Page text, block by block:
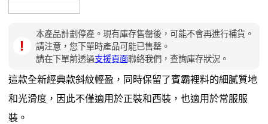
！
本產品計劃停產。現有庫存售罄後，可能不會再進行補貨。
請注意，您下單時產品可能已售罄。
請在下單前透過支援頁面聯絡我們，查詢庫存狀況。
這款全新經典款斜紋輕盈，同時保留了賓霸裡料的細膩質地
和光滑度，因此不僅適用於正裝和西裝，也適用於常服服
裝。